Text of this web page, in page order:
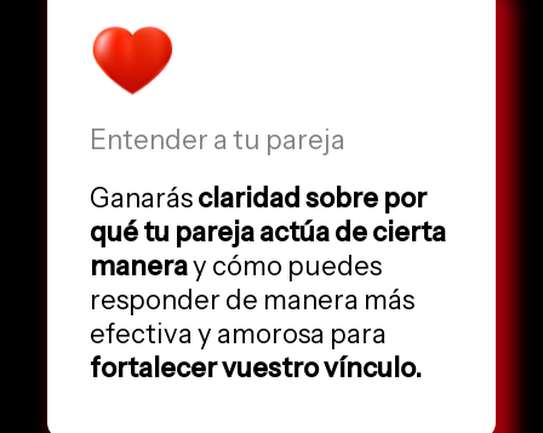
Entender a tu pareja
Ganarásclaridad sobre por
qué tu pareja actúa de cierta
maneray cómo puedes
responder de manera más
efectiva y amorosa para
fortalecer vuestro vínculo.